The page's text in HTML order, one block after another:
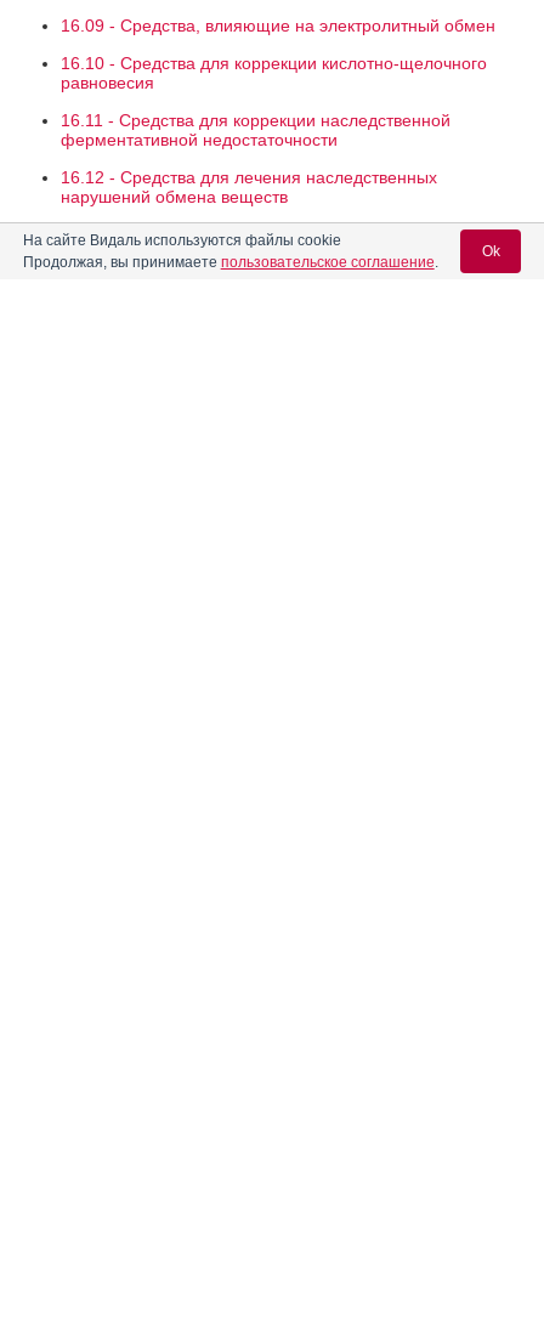
16.09 - Средства, влияющие на электролитный обмен
16.10 - Средства для коррекции кислотно-щелочного
равновесия
16.11 - Средства для коррекции наследственной
ферментативной недостаточности
16.12 - Средства для лечения наследственных
нарушений обмена веществ
16.14 - Средства, применяемые при астенических
состояниях
На сайте Видаль используются файлы cookie
Продолжая, вы принимаете пользовательское соглашение.
Ok